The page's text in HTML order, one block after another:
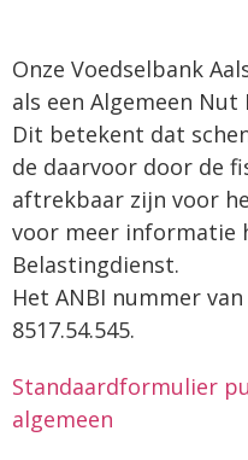
Onze Voedselbank
als een Algemeen Nut
Dit betekent dat
de daarvoor door de
aftrekbaar zijn voor
voor meer informatie
Belastingdienst.
Het ANBI nummer
8517.54.545.
Standaardformulier
algemeen